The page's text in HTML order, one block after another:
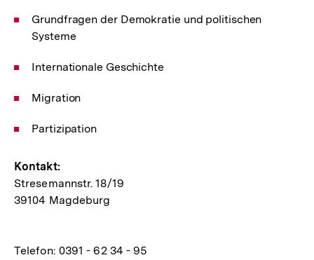
Grundfragen der Demokratie und politischen
Systeme
Internationale Geschichte
Migration
Partizipation
Kontakt:
Stresemannstr. 18/19
39104 Magdeburg
Telefon: 0391 - 62 34 - 95